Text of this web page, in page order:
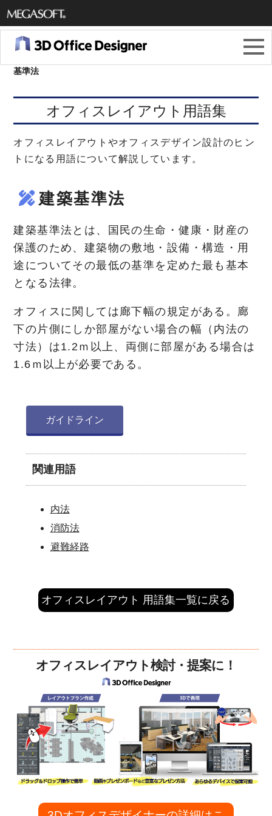
メガソ
フト株
式会社
基準法
オフィスレイアウト用語集
オフィスレイアウトやオフィスデザイン設計のヒン
トになる用語について解説しています。
建築基準法
建築基準法とは、国民の生命・健康・財産の
保護のため、建築物の敷地・設備・構造・用
途についてその最低の基準を定めた最も基本
となる法律。
オフィスに関しては廊下幅の規定がある。廊
下の片側にしか部屋がない場合の幅（内法の
寸法）は1.2ｍ以上、両側に部屋がある場合は
1.6ｍ以上が必要である。
ガイドライン
関連用語
内法
消防法
避難経路
オフィスレイアウト 用語集一覧に戻る
オフィスレイアウト検討・提案に！